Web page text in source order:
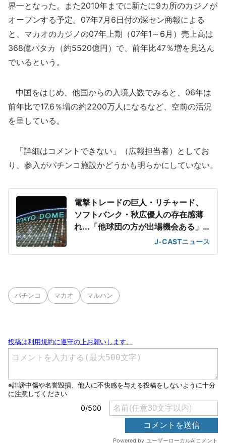
界一となった。また2010年までに新たに9カ所のカジノが
オープンする予定。07年7月6日付の深セン商報による
と、マカオのカジノの07年上期（07年1～6月）売上高は
368億パタカ（約5520億円）で、前年比47％増を見込ん
でいるという。
中国をはじめ、他国からの入境人数でみると、06年は
前年比で17.6％増の約2200万人になるなど、空前の活況
を呈している。
「詳細はコメントできない」（広報担当者）としてお
り、参入がパチンコ施設かどうかも明らかにしていない。
電撃トレードの巨人・リチャード、
ソフトバンク・秋広優人の存在感薄
れ...「他球団の方が出場機会ある」
J-CASTニュース
パチンコ マカオ マルハン